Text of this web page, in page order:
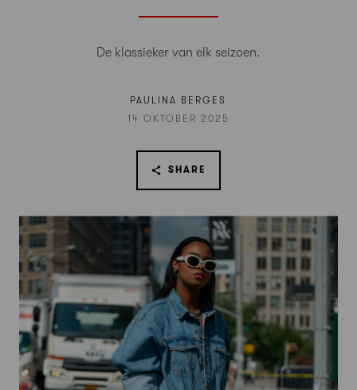
De klassieker van elk seizoen.
PAULINA BERGES
14 OKTOBER 2025
SHARE